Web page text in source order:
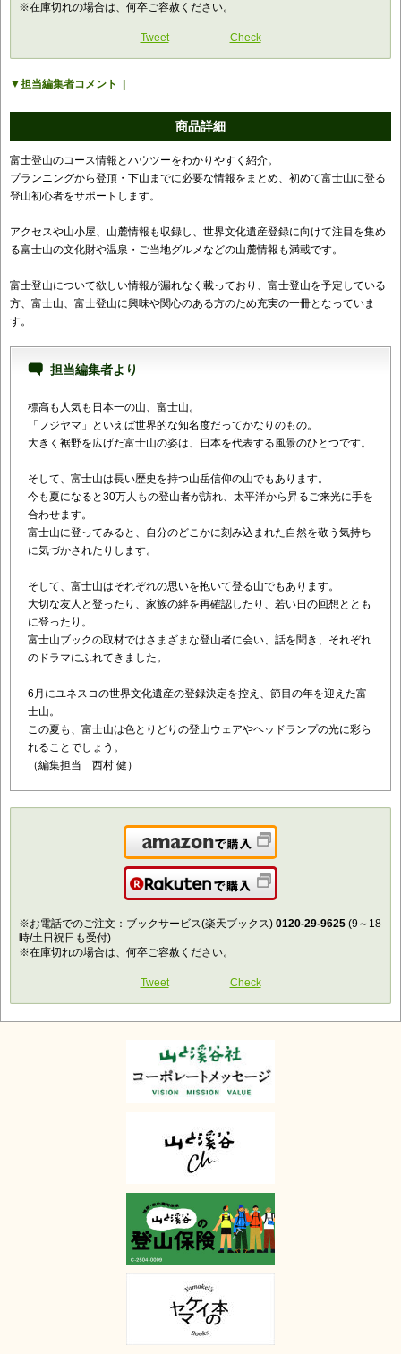
※在庫切れの場合は、何卒ご容赦ください。
Tweet Check
担当編集者コメント
商品詳細
富士登山のコース情報とハウツーをわかりやすく紹介。
プランニングから登頂・下山までに必要な情報をまとめ、初めて富士山に登る
登山初心者をサポートします。
アクセスや山小屋、山麓情報も収録し、世界文化遺産登録に向けて注目を集め
る富士山の文化財や温泉・ご当地グルメなどの山麓情報も満載です。
富士登山について欲しい情報が漏れなく載っており、富士登山を予定している
方、富士山、富士登山に興味や関心のある方のため充実の一冊となっていま
す。
担当編集者より
標高も人気も日本一の山、富士山。
「フジヤマ」といえば世界的な知名度だってかなりのもの。
大きく裾野を広げた富士山の姿は、日本を代表する風景のひとつです。
そして、富士山は長い歴史を持つ山岳信仰の山でもあります。
今も夏になると30万人もの登山者が訪れ、太平洋から昇るご来光に手を
合わせます。
富士山に登ってみると、自分のどこかに刻み込まれた自然を敬う気持ち
に気づかされたりします。
そして、富士山はそれぞれの思いを抱いて登る山でもあります。
大切な友人と登ったり、家族の絆を再確認したり、若い日の回想ととも
に登ったり。
富士山ブックの取材ではさまざまな登山者に会い、話を聞き、それぞれ
のドラマにふれてきました。
6月にユネスコの世界文化遺産の登録決定を控え、節目の年を迎えた富
士山。
この夏も、富士山は色とりどりの登山ウェアやヘッドランプの光に彩ら
れることでしょう。
（編集担当 西村 健）
Amazonで購入
楽天で購入
※お電話でのご注文：ブックサービス(楽天ブックス) 0120-29-9625 (9～18
時/土日祝日も受付)
※在庫切れの場合は、何卒ご容赦ください。
Tweet Check